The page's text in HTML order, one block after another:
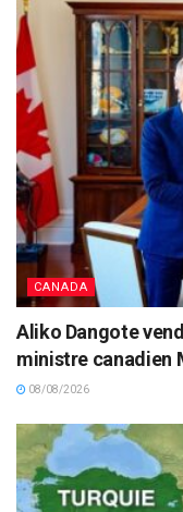
CANADA
Aliko Dangote
ministre canadien
08/08/2026